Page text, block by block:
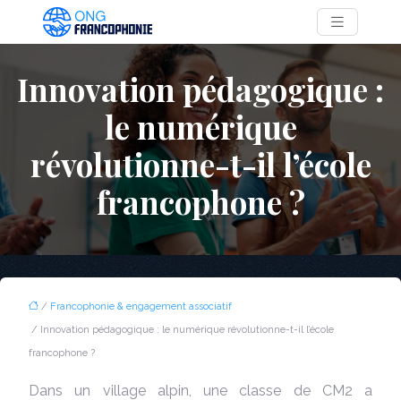
Innovation pédagogique :
le numérique
révolutionne-t-il l’école
francophone ?
/ Francophonie & engagement associatif
/ Innovation pédagogique : le numérique révolutionne-t-il l’école
francophone ?
Dans un village alpin, une classe de CM2 a